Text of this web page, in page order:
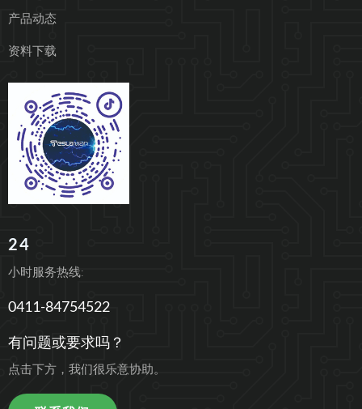
产品动态
资料下载
24
小时服务热线:
0411-84754522
有问题或要求吗？
点击下方，我们很乐意协助。